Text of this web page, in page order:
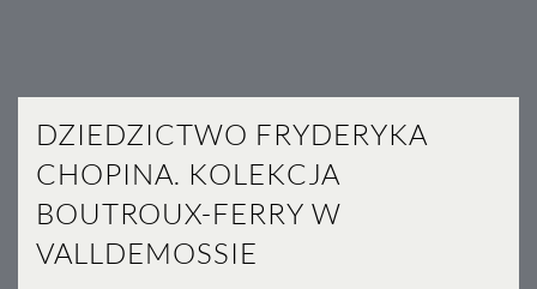
DZIEDZICTWO FRYDERYKA
CHOPINA. KOLEKCJA
BOUTROUX-FERRY W
VALLDEMOSSIE